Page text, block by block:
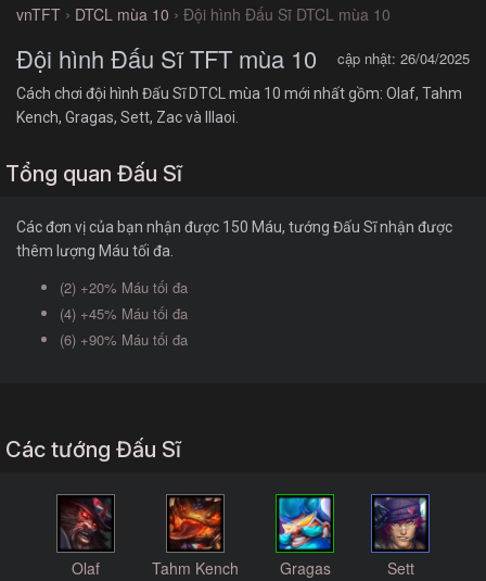
vnTFT › DTCL mùa 10 › Đội hình Đấu Sĩ DTCL mùa 10
Đội hình Đấu Sĩ TFT mùa 10 cập nhật: 26/04/2025
Cách chơi đội hình Đấu Sĩ DTCL mùa 10 mới nhất gồm: Olaf, Tahm
Kench, Gragas, Sett, Zac và Illaoi.
Tổng quan Đấu Sĩ
Các đơn vị của bạn nhận được 150 Máu, tướng Đấu Sĩ nhận được
thêm lượng Máu tối đa.
(2) +20% Máu tối đa
(4) +45% Máu tối đa
(6) +90% Máu tối đa
Các tướng Đấu Sĩ
Olaf Tahm Kench Gragas Sett